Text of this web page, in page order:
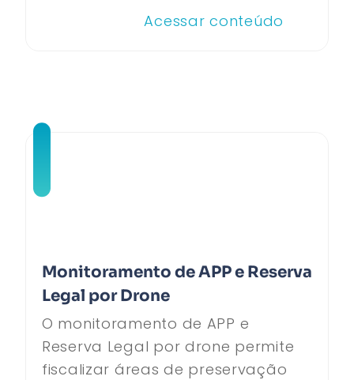
Acessar conteúdo
Monitoramento de APP e Reserva
Legal por Drone
O monitoramento de APP e
Reserva Legal por drone permite
fiscalizar áreas de preservação